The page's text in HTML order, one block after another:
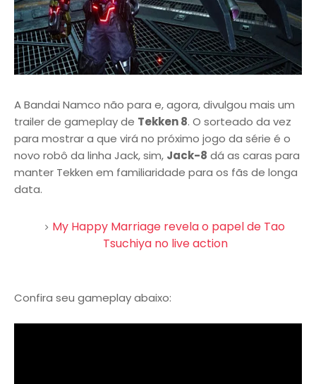
A Bandai Namco não para e, agora, divulgou mais um
trailer de gameplay de Tekken 8. O sorteado da vez
para mostrar a que virá no próximo jogo da série é o
novo robô da linha Jack, sim, Jack-8 dá as caras para
manter Tekken em familiaridade para os fãs de longa
data.
My Happy Marriage revela o papel de Tao
Tsuchiya no live action
Confira seu gameplay abaixo: